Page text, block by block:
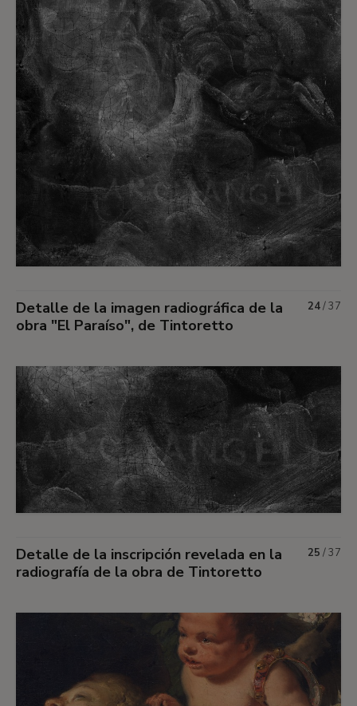
Detalle de la imagen radiográfica de la
obra "El Paraíso", de Tintoretto
24/37
Detalle de la inscripción revelada en la
radiografía de la obra de Tintoretto
25 /37